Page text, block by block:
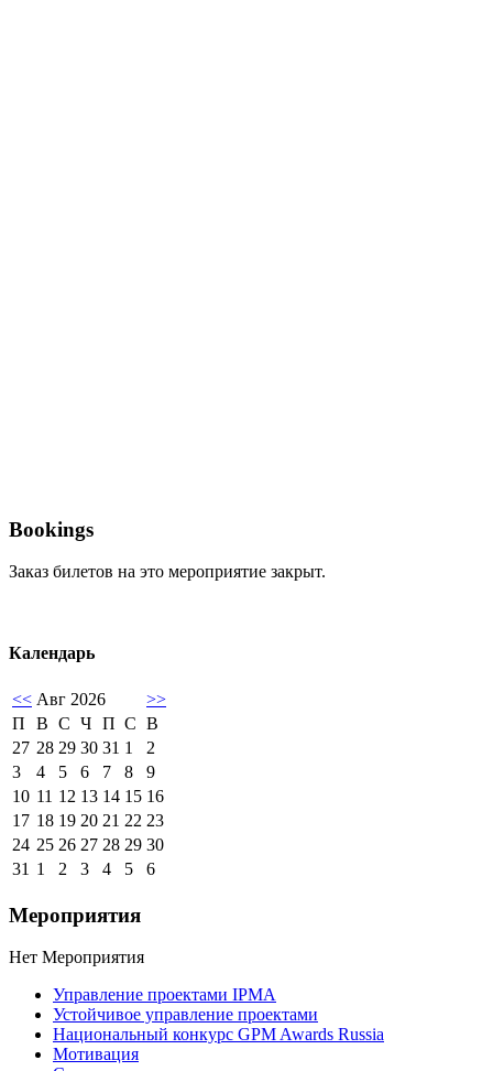
Bookings
Заказ билетов на это мероприятие закрыт.
Календарь
<< Авг 2026
>>
П
В С Ч П С В
27 28 29 30 31 1
2
3
4 5 6 7 8
9
10 11 12 13 14 15 16
17 18 19 20 21 22 23
24 25 26 27 28 29 30
31 1 2 3 4 5 6
Мероприятия
Нет Мероприятия
Управление проектами IPMA
Устойчивое управление проектами
Национальный конкурс GPM Awards Russia
Мотивация